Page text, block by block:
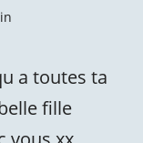
a toutes ta
fille